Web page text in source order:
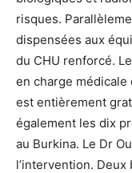
risques.
dispensées aux
du CHU renforcé.
en charge médicale
est entièrement
également les dix
au Burkina. Le Dr
l’intervention.